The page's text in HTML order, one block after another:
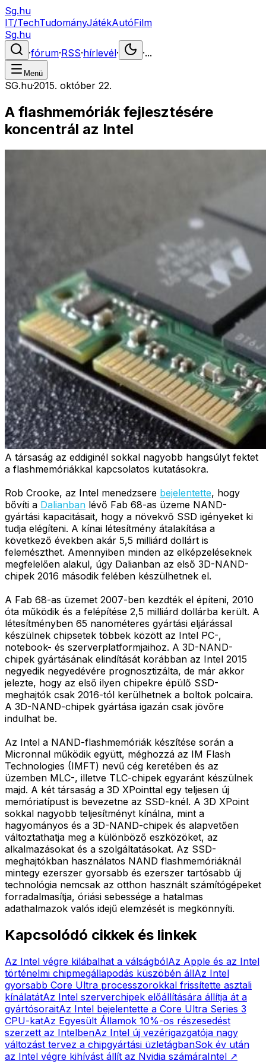
Sg.hu
IT/TechTudományJátékAutóFilm
Sg.hu
·fórum·RSS·hírlevél· ·...
Menü
SG.hu·2015. október 22.
A flashmemóriák fejlesztésére
koncentrál az Intel
A társaság az eddiginél sokkal nagyobb hangsúlyt fektet
a flashmemóriákkal kapcsolatos kutatásokra.
Rob Crooke, az Intel menedzsere bejelentette, hogy
bővíti a Dalianban lévő Fab 68-as üzeme NAND-
gyártási kapacitásait, hogy a növekvő SSD igényeket ki
tudja elégíteni. A kínai létesítmény átalakítása a
következő években akár 5,5 milliárd dollárt is
felemészthet. Amennyiben minden az elképzeléseknek
megfelelően alakul, úgy Dalianban az első 3D-NAND-
chipek 2016 második felében készülhetnek el.
A Fab 68-as üzemet 2007-ben kezdték el építeni, 2010
óta működik és a felépítése 2,5 milliárd dollárba került. A
létesítményben 65 nanométeres gyártási eljárással
készülnek chipsetek többek között az Intel PC-,
notebook- és szerverplatformjaihoz. A 3D-NAND-
chipek gyártásának elindítását korábban az Intel 2015
negyedik negyedévére prognosztizálta, de már akkor
jelezte, hogy az első ilyen chipekre épülő SSD-
meghajtók csak 2016-tól kerülhetnek a boltok polcaira.
A 3D-NAND-chipek gyártása igazán csak jövőre
indulhat be.
Az Intel a NAND-flashmemóriák készítése során a
Micronnal működik együtt, méghozzá az IM Flash
Technologies (IMFT) nevű cég keretében és az
üzemben MLC-, illetve TLC-chipek egyaránt készülnek
majd. A két társaság a 3D XPointtal egy teljesen új
memóriatípust is bevezetne az SSD-knél. A 3D XPoint
sokkal nagyobb teljesítményt kínálna, mint a
hagyományos és a 3D-NAND-chipek és alapvetően
változtathatja meg a különböző eszközöket, az
alkalmazásokat és a szolgáltatásokat. Az SSD-
meghajtókban használatos NAND flashmemóriáknál
mintegy ezerszer gyorsabb és ezerszer tartósabb új
technológia nemcsak az otthon használt számítógépeket
forradalmasítja, óriási sebessége a hatalmas
adathalmazok valós idejű elemzését is megkönnyíti.
Kapcsolódó cikkek és linkek
Az Intel végre kilábalhat a válságbólAz Apple és az Intel
történelmi chipmegállapodás küszöbén állAz Intel
gyorsabb Core Ultra processzorokkal frissítette asztali
kínálatátAz Intel szerverchipek előállítására állítja át a
gyártósoraitAz Intel bejelentette a Core Ultra Series 3
CPU-katAz Egyesült Államok 10%-os részesedést
szerzett az IntelbenAz Intel új vezérigazgatója nagy
változást tervez a chipgyártási üzletágbanSok év után
az Intel végre kihívást állít az Nvidia számáraIntel ↗